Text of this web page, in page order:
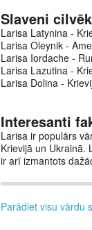
Slaveni
Larisa Latynina -
Larisa Oleynik -
Larisa Iordache -
Larisa Lazutina -
Larisa Dolina -
Interesanti
Larisa ir populārs
Krievijā un Ukrainā.
ir arī izmantots
Parādiet visu vārdu